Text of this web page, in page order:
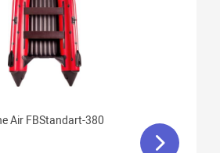
Air FBStandart-380